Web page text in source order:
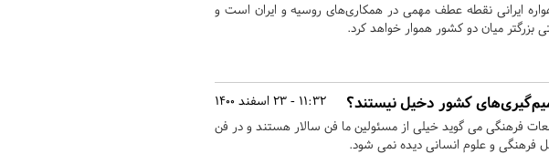
ایرانی نقطه عطف مهمی در همکاری‌های روسیه و ایران است و
بزرگتر میان دو کشور هموار خواهد کرد.
11:32 - 23 اسفند 1400 کشور دخیل نیستند؟
فرهنگی می گوید خیلی از مسئولین ما فن سالار هستند و در فن
فرهنگی و علوم انسانی دیده نمی شود.